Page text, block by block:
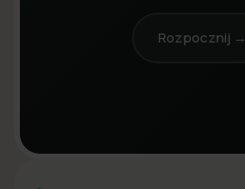
Rozpocznij →